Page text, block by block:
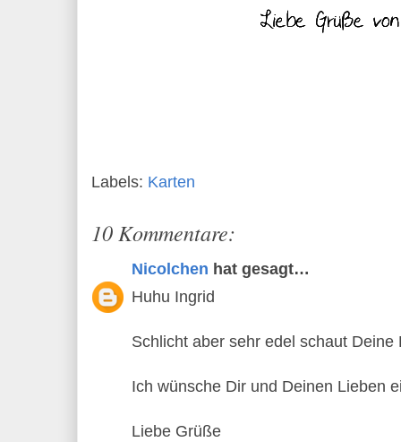
Labels: Karten
10 Kommentare:
Nicolchen hat gesagt…
Huhu Ingrid
Schlicht aber sehr edel schaut Deine
Ich wünsche Dir und Deinen Lieben
Liebe Grüße